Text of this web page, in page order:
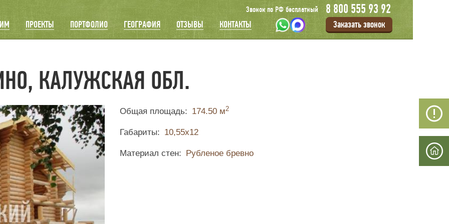
ПРОЕКТЫ ПОРТФОЛИО ГЕОГРАФИЯ ОТЗЫВЫ КОНТАКТЫ
Звонок по РФ бесплатный 8 800 555 93 92
Заказать звонок
КАЛУЖСКАЯ ОБЛ.
Общая площадь 174.50 м2
Габариты 10,55х12
Материал стен Рубленое бревно